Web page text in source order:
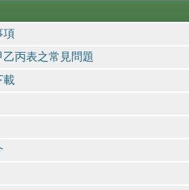
項
丙表之常見問題
載